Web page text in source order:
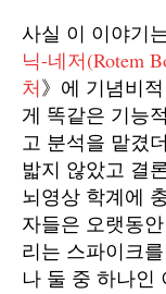
사실 이 이야기
닉-네저(Rotem
처》에 기념비
게 똑같은 기능
고 분석을 맡겼
밟지 않았고 결
뇌영상 학계에
자들은 오랫동
리는 스파이크
나 둘 중 하나인